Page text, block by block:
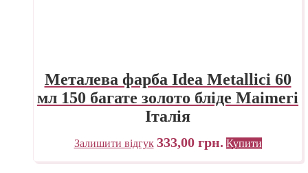
Металева фарба Idea Metallici 60
мл 150 багате золото бліде Maimeri
Італія
Залишити відгук 333,00 грн. Купити